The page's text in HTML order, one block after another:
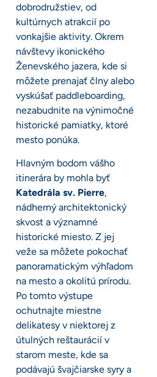
dobrodružstiev, od
kultúrnych atrakcií po
vonkajšie aktivity. Okrem
návštevy ikonického
Ženevského jazera, kde si
môžete prenajať člny alebo
vyskúšať paddleboarding,
nezabudnite na výnimočné
historické pamiatky, ktoré
mesto ponúka.
Hlavným bodom vášho
itinerára by mohla byť
Katedrála sv. Pierre,
nádherný architektonický
skvost a významné
historické miesto. Z jej
veže sa môžete pokochať
panoramatickým výhľadom
na mesto a okolitú prírodu.
Po tomto výstupe
ochutnajte miestne
delikatesy v niektorej z
útulných reštaurácií v
starom meste, kde sa
podávajú švajčiarske syry a